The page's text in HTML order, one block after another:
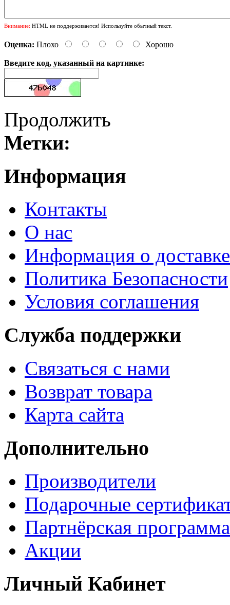
Внимание: HTML не поддерживается! Используйте обычный текст.
Оценка: Плохо Хорошо
Введите код, указанный на картинке:
Продолжить
Метки:
Информация
Контакты
О нас
Информация о доставке
Политика Безопасности
Условия соглашения
Служба поддержки
Связаться с нами
Возврат товара
Карта сайта
Дополнительно
Производители
Подарочные
Партнёрская программа
Акции
Личный Кабинет